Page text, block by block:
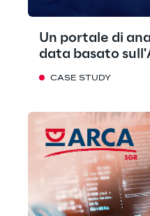
Un portale di
data basato
CASE STUDY